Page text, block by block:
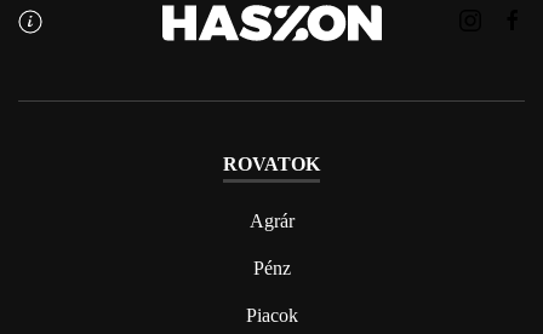
ROVATOK
Agrár
Pénz
Piacok